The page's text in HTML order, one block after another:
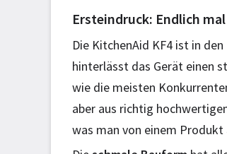
Ersteindruck: Endlich
Die KitchenAid KF4 ist in
hinterlässt das Gerät einen
wie die meisten
aber aus richtig
was man von einem